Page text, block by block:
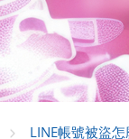
LINE帳號被盜